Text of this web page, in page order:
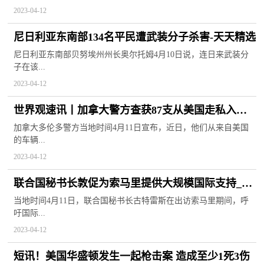
2023-04-12
尼日利亚东南部134名平民遭武装分子杀害-天天精选
尼日利亚东南部贝努埃州州长奥尔托姆4月10日说，连日来武装分
子在该...
2023-04-12
世界观速讯丨加拿大警方查获87支从美国走私入境
的枪支
加拿大多伦多警方当地时间4月11日宣布，近日，他们从来自美国
的车辆...
2023-04-12
联合国秘书长敦促为索马里提供大规模国际支持_全
球百事通
当地时间4月11日，联合国秘书长古特雷斯在出访索马里期间，呼
吁国际...
2023-04-12
短讯！美国华盛顿发生一起枪击案 造成至少1死3伤